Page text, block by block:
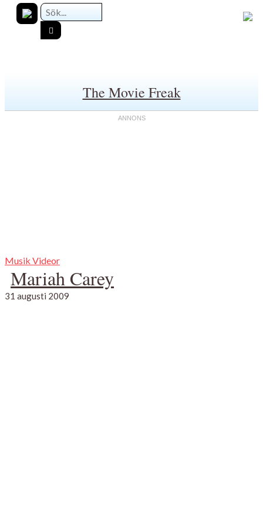
The Movie Freak
Musik Videor
Mariah Carey
31 augusti 2009